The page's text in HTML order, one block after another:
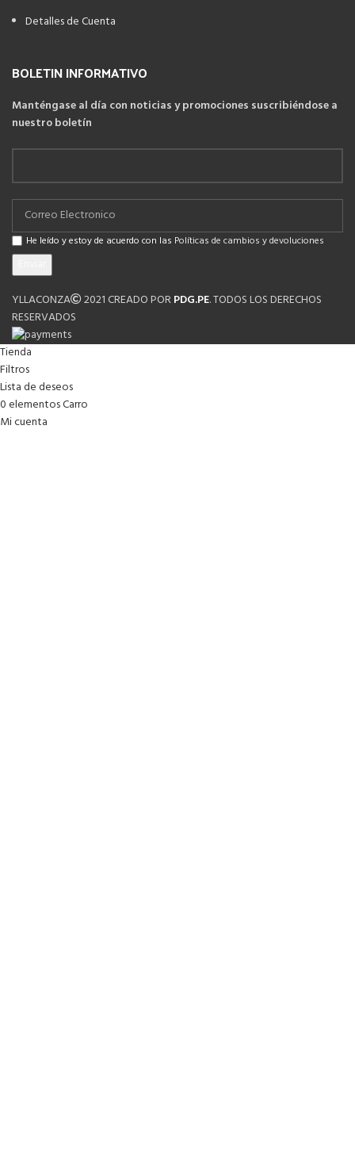
Detalles de Cuenta
BOLETIN INFORMATIVO
Manténgase al día con noticias y promociones suscribiéndose a
nuestro boletín
He leído y estoy de acuerdo con las Políticas de cambios y devoluciones
YLLACONZA 2021 CREADO PORPDG.PE. TODOS LOS DERECHOS
RESERVADOS
Tienda
Filtros
Lista de deseos
0elementosCarro
Mi cuenta